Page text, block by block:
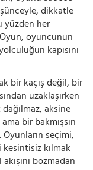
dikkatle
yüzden her
oyuncunun
kapısını
bir kaçış değil, bir
uzaklaşırken
aksine
bir bakmışsın
seçimi,
kılmak
bozmadan